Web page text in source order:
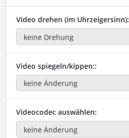
Video drehen (im Uhrzeigersinn):
Video spiegeln/kippen::
Videocodec auswählen: